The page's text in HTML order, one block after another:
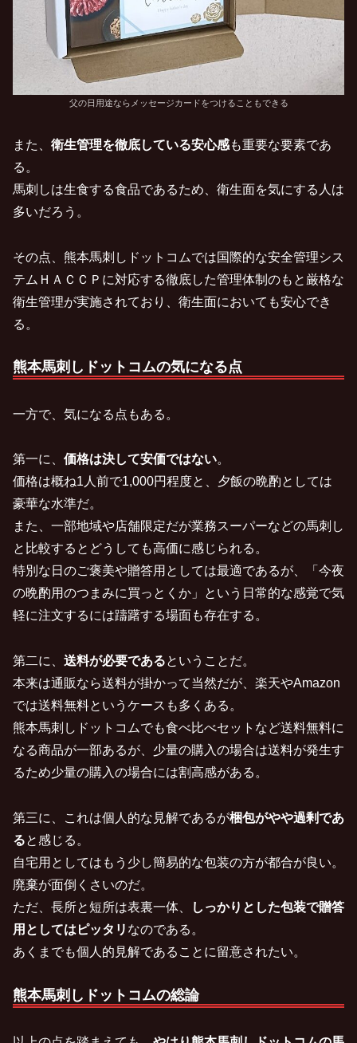
父の日用途ならメッセージカードをつけることもできる
また、 衛生管理を徹底している安心感も重要な要素であ
る。
馬刺しは生食する食品であるため、衛生面を気にする人は
多いだろう。
その点、熊本馬刺しドットコムでは国際的な安全管理シス
テムＨＡＣＣＰに対応する徹底した管理体制のもと厳格な
衛生管理が実施されており、衛生面においても安心でき
る。
熊本馬刺しドットコムの気になる点
一方で、気になる点もある。
第一に、 価格は決して安価ではない。
価格は概ね1人前で1,000円程度と、夕飯の晩酌としては
豪華な水準だ。
また、一部地域や店舗限定だが業務スーパーなどの馬刺し
と比較するとどうしても高価に感じられる。
特別な日のご褒美や贈答用としては最適であるが、「今夜
の晩酌用のつまみに買っとくか」という日常的な感覚で気
軽に注文するには躊躇する場面も存在する。
第二に、 送料が必要であるということだ。
本来は通販なら送料が掛かって当然だが、楽天やAmazon
では送料無料というケースも多くある。
熊本馬刺しドットコムでも食べ比べセットなど送料無料に
なる商品が一部あるが、少量の購入の場合は送料が発生す
るため少量の購入の場合には割高感がある。
第三に、これは個人的な見解であるが梱包がやや過剰であ
ると感じる。
自宅用としてはもう少し簡易的な包装の方が都合が良い。
廃棄が面倒くさいのだ。
ただ、長所と短所は表裏一体、
しっかりとした包装で贈答
用としてはピッタリ なのである。
あくまでも個人的見解であることに留意されたい。
熊本馬刺しドットコムの総論